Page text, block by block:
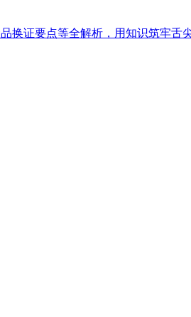
证要点等全解析，用知识筑牢舌